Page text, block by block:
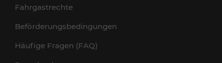
Fahrgastrechte
Beförderungsbedingungen
Häufige Fragen (FAQ)